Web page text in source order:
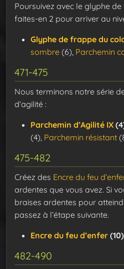
Poursuivez avec le glyphe
faites-en 2 pour arriver au
Glyphe de frappe du
sombre (6), Parchemin
471-475
Nous terminons notre série
d’agilité :
Parchemin d’Agilité IX
(4), Parchemin résistant
475-482
Créez des Encre du feu
ardentes que vous avez. Si
braises ardentes pour
passez à l’étape suivante.
Encre du feu d’enfer (10)
482-490